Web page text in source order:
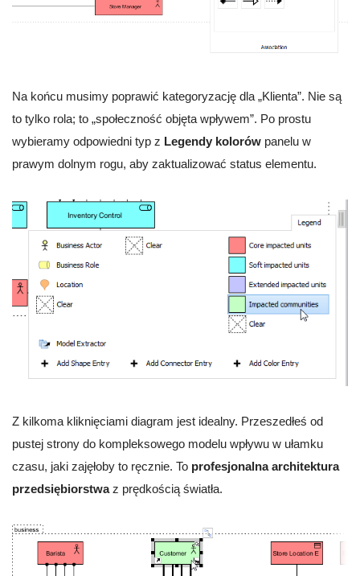
Na końcu musimy poprawić kategoryzację dla „Klienta”. Nie są
to tylko rola; to „społeczność objęta wpływem”. Po prostu
wybieramy odpowiedni typ z Legendy kolorów panelu w
prawym dolnym rogu, aby zaktualizować status elementu.
Z kilkoma kliknięciami diagram jest idealny. Przeszedłeś od
pustej strony do kompleksowego modelu wpływu w ułamku
czasu, jaki zajęłoby to ręcznie. To profesjonalna architektura
przedsiębiorstwaz prędkością światła.